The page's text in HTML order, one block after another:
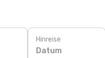
Hinreise
Datum